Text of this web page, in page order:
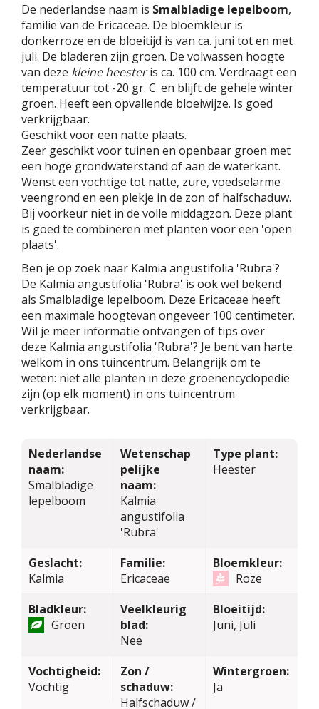
De nederlandse naam is Smalbladige lepelboom,
familie van de Ericaceae. De bloemkleur is
donkerroze en de bloeitijd is van ca. juni tot en met
juli. De bladeren zijn groen. De volwassen hoogte
van deze kleine heesteris ca. 100 cm. Verdraagt een
temperatuur tot -20 gr. C. en blijft de gehele winter
groen. Heeft een opvallende bloeiwijze. Is goed
verkrijgbaar.
Geschikt voor een natte plaats.
Zeer geschikt voor tuinen en openbaar groen met
een hoge grondwaterstand of aan de waterkant.
Wenst een vochtige tot natte, zure, voedselarme
veengrond en een plekje in de zon of halfschaduw.
Bij voorkeur niet in de volle middagzon. Deze plant
is goed te combineren met planten voor een 'open
plaats'.
Ben je op zoek naar Kalmia angustifolia 'Rubra'?
De Kalmia angustifolia 'Rubra' is ook wel bekend
als Smalbladige lepelboom. Deze Ericaceae heeft
een maximale hoogtevan ongeveer 100 centimeter.
Wil je meer informatie ontvangen of tips over
deze Kalmia angustifolia 'Rubra'? Je bent van harte
welkom in ons tuincentrum. Belangrijk om te
weten: niet alle planten in deze groenencyclopedie
zijn (op elk moment) in ons tuincentrum
verkrijgbaar.
Nederlandse
naam:
Smalbladige
lepelboom
Wetenschap
pelijke
naam:
Kalmia
angustifolia
'Rubra'
Type plant:
Heester
Geslacht:
Kalmia
Familie:
Ericaceae
Bloemkleur:
Roze
Bladkleur:
Groen
Veelkleurig
blad:
Nee
Bloeitijd:
Juni, Juli
Vochtigheid:
Vochtig
Zon /
schaduw:
Halfschaduw /
Wintergroen:
Ja